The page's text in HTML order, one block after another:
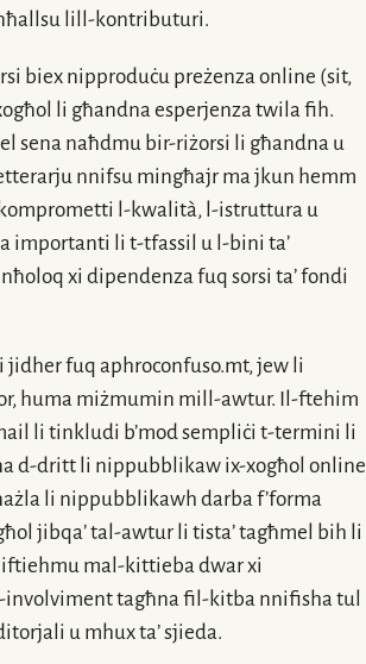
lill-kontributuri.
biex nipproduċu preżenza online (sit,
li għandna esperjenza twila fih.
sena naħdmu bir-riżorsi li għandna u
nnifsu mingħajr ma jkun hemm
l-kwalità, l-istruttura u
importanti li t-tfassil u l-bini ta’
xi dipendenza fuq sorsi ta’ fondi
fuq aphroconfuso.mt, jew li
huma miżmumin mill-awtur. Il-ftehim
li tinkludi b’mod sempliċi t-termini li
d-dritt li nippubblikaw ix-xogħol online
li nippubblikawh darba f’forma
jibqa’tal-awtur li tista’ tagħmel bih li
mal-kittieba dwar xi
l-involvimenttagħna fil-kitba nnifisha tul
u mhux ta’ sjieda.